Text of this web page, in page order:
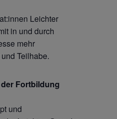
Leichter
in und durch
mehr
Teilhabe.
Fortbildung
und